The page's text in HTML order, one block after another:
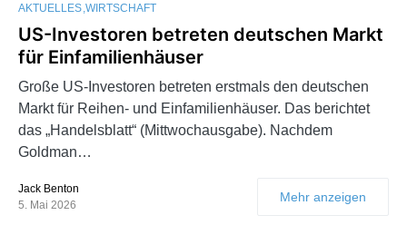
AKTUELLES WIRTSCHAFT
US-Investoren betreten deutschen Markt
für Einfamilienhäuser
Große US-Investoren betreten erstmals den deutschen
Markt für Reihen- und Einfamilienhäuser. Das berichtet
das „Handelsblatt“ (Mittwochausgabe). Nachdem
Goldman…
Jack Benton
5. Mai 2026
Mehr anzeigen